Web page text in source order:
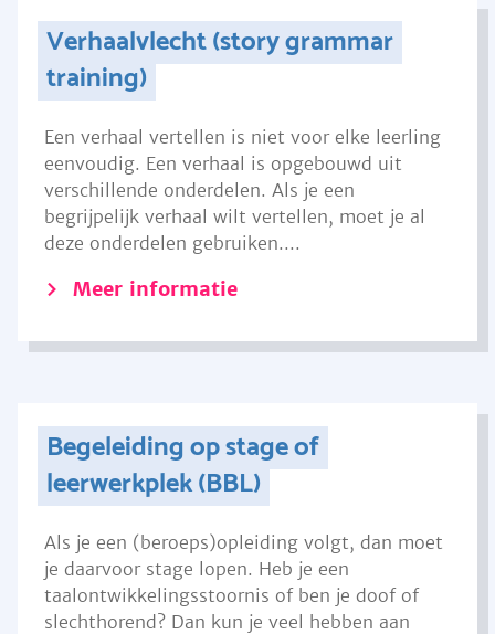
Verhaalvlecht (story grammar
training)
Een verhaal vertellen is niet voor elke leerling
eenvoudig. Een verhaal is opgebouwd uit
verschillende onderdelen. Als je een
begrijpelijk verhaal wilt vertellen, moet je al
deze onderdelen gebruiken....
Meer informatie
Begeleiding op stage of
leerwerkplek (BBL)
Als je een (beroeps)opleiding volgt, dan moet
je daarvoor stage lopen. Heb je een
taalontwikkelingsstoornis of ben je doof of
slechthorend? Dan kun je veel hebben aan